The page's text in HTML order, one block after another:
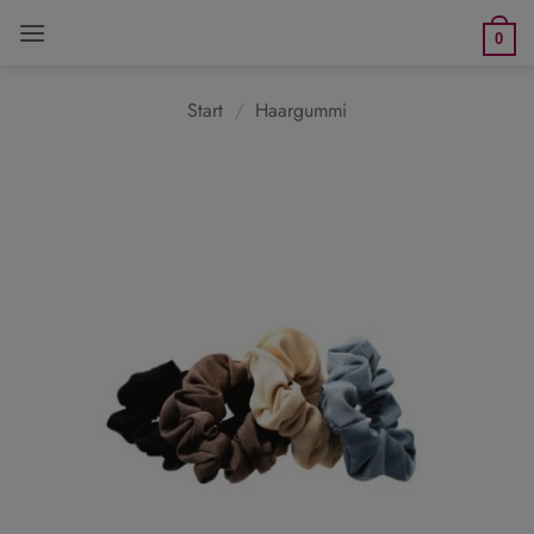
Inhalt
0
Start / Haargummi